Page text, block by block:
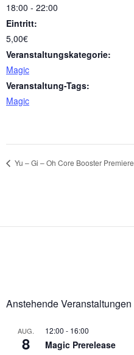
18:00 - 22:00
Eintritt:
5,00€
Veranstaltungskategorie:
Magic
Veranstaltung-Tags:
Magic
Yu – Gi – Oh Core Booster Premiere
Anstehende Veranstaltungen
AUG.
8
12:00 - 16:00
Magic Prerelease